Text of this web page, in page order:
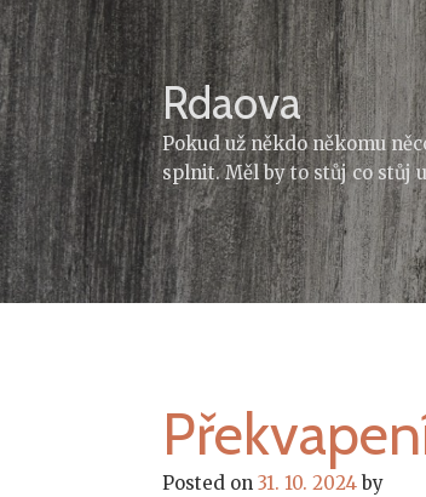
Skip
to
content
Rdaova
Pokud už někdo někomu
splnit. Měl by to stůj co stůj
Posted on31. 10. 2024by